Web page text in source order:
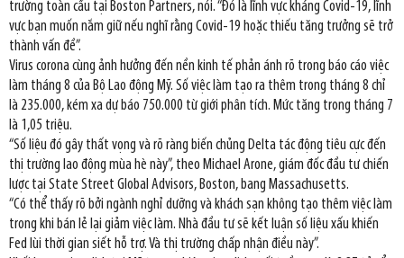
trường toàn cầu tại Boston Partners, nói. “Đó là lĩnh vực kháng Covid-19, lĩnh
vực bạn muốn nắm giữ nếu nghĩ rằng Covid-19 hoặc thiếu tăng trưởng sẽ trở
thành vấn đề”.
Virus corona cùng ảnh hưởng đến nền kinh tế phản ánh rõ trong báo cáo việc
làm tháng 8 của Bộ Lao động Mỹ. Số việc làm tạo ra thêm trong tháng 8 chỉ
là 235.000, kém xa dự báo 750.000 từ giới phân tích. Mức tăng trong tháng 7
là 1,05 triệu.
“Số liệu đó gây thất vọng và rõ ràng biến chủng Delta tác động tiêu cực đến
thị trường lao động mùa hè này”, theo Michael Arone, giám đốc đầu tư chiến
lược tại State Street Global Advisors, Boston, bang Massachusetts.
“Có thể thấy rõ bởi ngành nghỉ dưỡng và khách sạn không tạo thêm việc làm
trong khi bán lẻ lại giảm việc làm. Nhà đầu tư sẽ kết luận số liệu xấu khiến
Fed lùi thời gian siết hỗ trợ. Và thị trường chấp nhận điều này”.